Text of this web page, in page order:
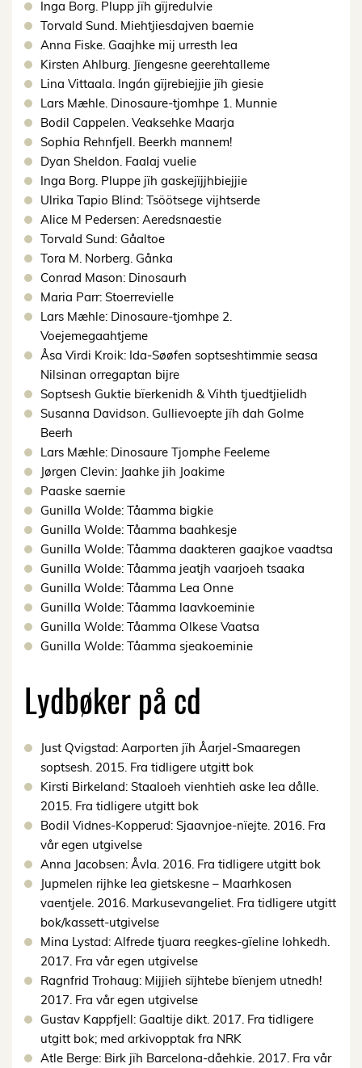
Inga Borg. Plupp jïh gïjredulvie
Torvald Sund. Miehtjiesdajven baernie
Anna Fiske. Gaajhke mij urresth lea
Kirsten Ahlburg. Jïengesne geerehtalleme
Lina Vittaala. Ingán gïjrebiejjie jïh giesie
Lars Mæhle. Dinosaure-tjomhpe 1. Munnie
Bodil Cappelen. Veaksehke Maarja
Sophia Rehnfjell. Beerkh mannem!
Dyan Sheldon. Faalaj vuelie
Inga Borg. Pluppe jïh gaskejïjjhbiejjie
Ulrika Tapio Blind: Tsöötsege vijhtserde
Alice M Pedersen: Aeredsnaestie
Torvald Sund: Gåaltoe
Tora M. Norberg. Gånka
Conrad Mason: Dinosaurh
Maria Parr: Stoerrevielle
Lars Mæhle: Dinosaure-tjomhpe 2.
Voejemegaahtjeme
Åsa Virdi Kroik: Ida-Søøfen soptseshtimmie seasa
Nilsinan orregaptan bijre
Soptsesh Guktie bïerkenidh & Vihth tjuedtjielidh
Susanna Davidson. Gullievoepte jïh dah Golme
Beerh
Lars Mæhle: Dinosaure Tjomphe Feeleme
Jørgen Clevin: Jaahke jih Joakime
Paaske saernie
Gunilla Wolde: Tåamma bigkie
Gunilla Wolde: Tåamma baahkesje
Gunilla Wolde: Tåamma daakteren gaajkoe vaadtsa
Gunilla Wolde: Tåamma jeatjh vaarjoeh tsaaka
Gunilla Wolde: Tåamma Lea Onne
Gunilla Wolde: Tåamma laavkoeminie
Gunilla Wolde: Tåamma Olkese Vaatsa
Gunilla Wolde: Tåamma sjeakoeminie
Lydbøker på cd
Just Qvigstad: Aarporten jïh Åarjel-Smaaregen
soptsesh. 2015. Fra tidligere utgitt bok
Kirsti Birkeland: Staaloeh vienhtieh aske lea dålle.
2015. Fra tidligere utgitt bok
Bodil Vidnes-Kopperud: Sjaavnjoe-nïejte. 2016. Fra
vår egen utgivelse
Anna Jacobsen: Åvla. 2016. Fra tidligere utgitt bok
Jupmelen rijhke lea gietskesne – Maarhkosen
vaentjele. 2016. Markusevangeliet. Fra tidligere utgitt
bok/kassett-utgivelse
Mina Lystad: Alfrede tjuara reegkes-gïeline lohkedh.
2017. Fra vår egen utgivelse
Ragnfrid Trohaug: Mijjieh sïjhtebe bïenjem utnedh!
2017. Fra vår egen utgivelse
Gustav Kappfjell: Gaaltije dikt. 2017. Fra tidligere
utgitt bok; med arkivopptak fra NRK
Atle Berge: Birk jïh Barcelona-dåehkie. 2017. Fra vår